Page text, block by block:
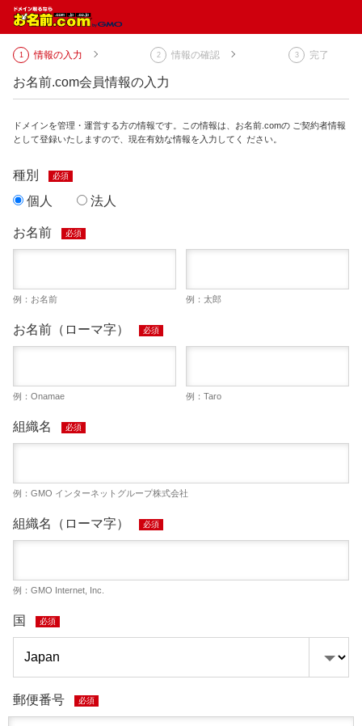
情報の入力 情報の確認 完了
お名前.com会員情報の入力
ドメインを管理・運営する方の情報です。この情報は、お名前.comの ご契約者情報
として登録いたしますので、現在有効な情報を入力してく ださい。
種別 必須
個人 法人
お名前 必須
例：お名前 例：太郎
お名前（ローマ字） 必須
例：Onamae 例：Taro
組織名 必須
例：GMO インターネットグループ株式会社
組織名（ローマ字） 必須
例：GMO Internet, Inc.
国 必須
郵便番号 必須